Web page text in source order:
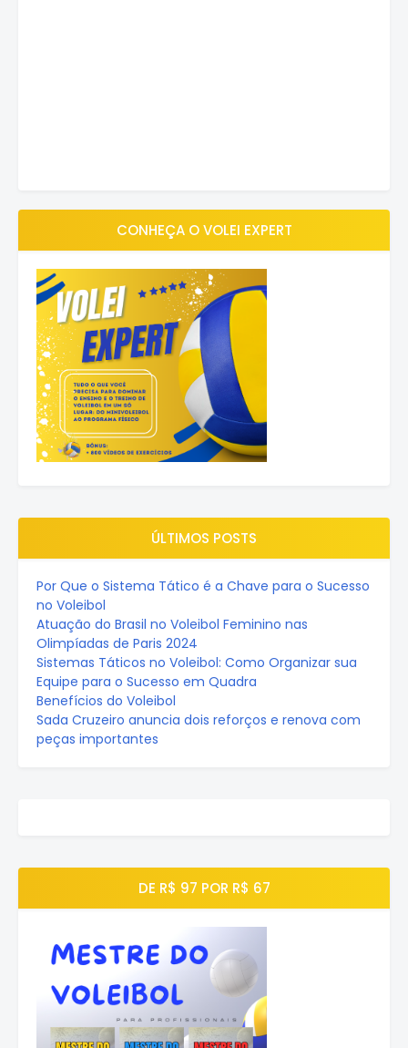
CONHEÇA O VOLEI EXPERT
ÚLTIMOS POSTS
Por Que o Sistema Tático é a Chave para o Sucesso
no Voleibol
Atuação do Brasil no Voleibol Feminino nas
Olimpíadas de Paris 2024
Sistemas Táticos no Voleibol: Como Organizar sua
Equipe para o Sucesso em Quadra
Benefícios do Voleibol
Sada Cruzeiro anuncia dois reforços e renova com
peças importantes
DE R$ 97 POR R$ 67